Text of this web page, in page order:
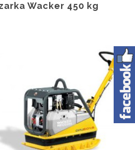
Wacker 450 kg